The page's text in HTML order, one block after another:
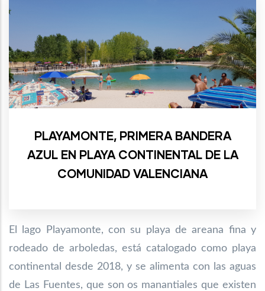
PLAYAMONTE, PRIMERA BANDERA
AZUL EN PLAYA CONTINENTAL DE LA
COMUNIDAD VALENCIANA
El lago Playamonte, con su playa de areana fina y
rodeado de arboledas, está catalogado como playa
continental desde 2018, y se alimenta con las aguas
de Las Fuentes, que sonos manantiales que existen